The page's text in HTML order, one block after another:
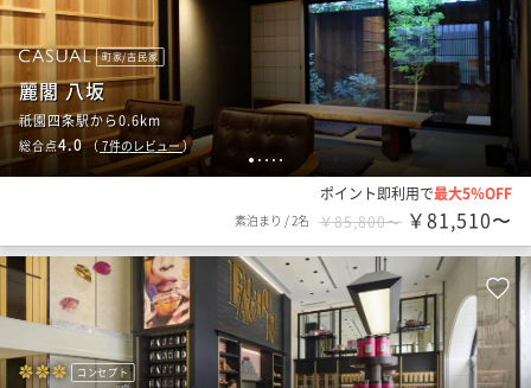
1 2 3 4 5
町家/古民家
麗閣 八坂
祇園四条駅から0.6km
総合点4.0（7件のレビュー）
ポイント即利用で最大5％OFF
素泊まり /2名 ￥85,800〜 ￥81,510〜
コンセプト